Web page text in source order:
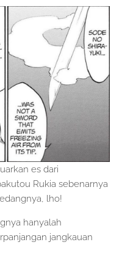
es dari
Rukia sebenarnya
lho!
hanyalah
jangkauan